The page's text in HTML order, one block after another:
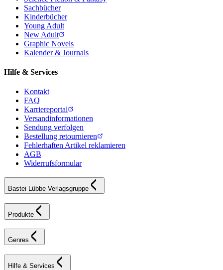
Sachbücher
Kinderbücher
Young Adult
New Adult
Graphic Novels
Kalender & Journals
Hilfe & Services
Kontakt
FAQ
Karriereportal
Versandinformationen
Sendung verfolgen
Bestellung retournieren
Fehlerhaften Artikel reklamieren
AGB
Widerrufsformular
Bastei Lübbe Verlagsgruppe
Produkte
Genres
Hilfe & Services